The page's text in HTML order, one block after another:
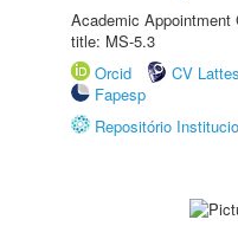
Academic Appointment
title: MS-5.3
Orcid
CV Lattes
Fapesp
Repositório